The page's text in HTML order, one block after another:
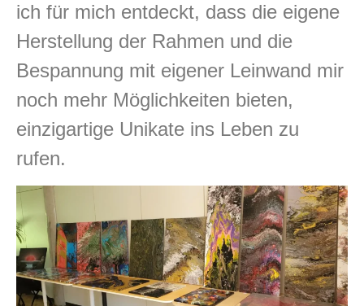
ich für mich entdeckt, dass die eigene
Herstellung der Rahmen und die
Bespannung mit eigener Leinwand mir
noch mehr Möglichkeiten bieten,
einzigartige Unikate ins Leben zu
rufen.